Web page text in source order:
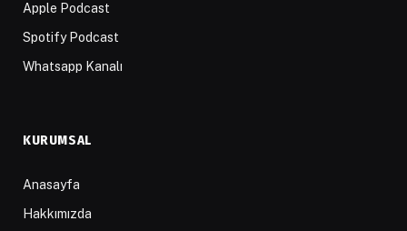
Apple Podcast
Spotify Podcast
Whatsapp Kanalı
KURUMSAL
Anasayfa
Hakkımızda